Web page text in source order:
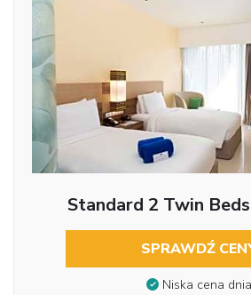
Standard 2 Twin
SPRAWDŹ
Niska cena dnia